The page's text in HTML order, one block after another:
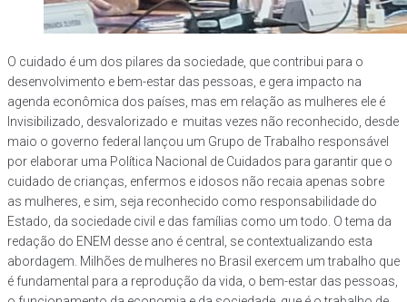
O cuidado é um dos pilares da sociedade, que contribui para o
desenvolvimento e bem-estar das pessoas, e gera impacto na
agenda econômica dos países, mas em relação as mulheres ele é
Invisibilizado, desvalorizado e muitas vezes não reconhecido, desde
maio o governo federal lançou um Grupo de Trabalho responsável
por elaborar uma Política Nacional de Cuidados para garantir que o
cuidado de crianças, enfermos e idosos não recaia apenas sobre
as mulheres, e sim, seja reconhecido como responsabilidade do
Estado, da sociedade civil e das famílias como um todo. O tema da
redação do ENEM desse ano é central, se contextualizando esta
abordagem. Milhões de mulheres no Brasil exercem um trabalho que
é fundamental para a reprodução da vida, o bem-estar das pessoas,